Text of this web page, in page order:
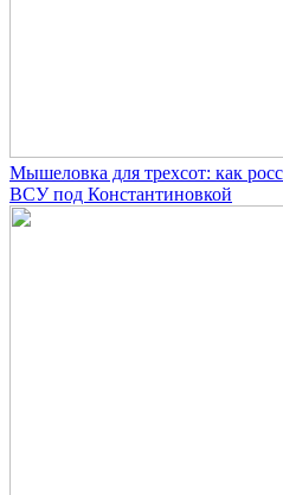
Мышеловка для трехсот: как
ВСУ под Константиновкой